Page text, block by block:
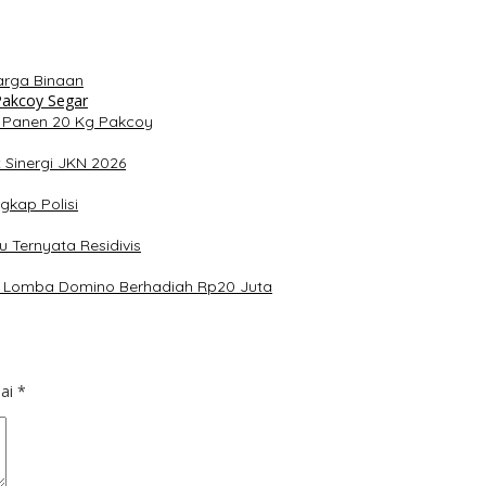
Binaan
20 Kg Pakcoy
JKN 2026
Polisi
Ternyata Residivis
Domino Berhadiah Rp20 Juta
*